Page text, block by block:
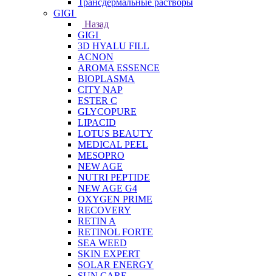
Трансдермальные растворы
GIGI
Назад
GIGI
3D HYALU FILL
ACNON
AROMA ESSENCE
BIOPLASMA
CITY NAP
ESTER C
GLYCOPURE
LIPACID
LOTUS BEAUTY
MEDICAL PEEL
MESOPRO
NEW AGE
NUTRI PEPTIDE
NEW AGE G4
OXYGEN PRIME
RECOVERY
RETIN A
RETINOL FORTE
SEA WEED
SKIN EXPERT
SOLAR ENERGY